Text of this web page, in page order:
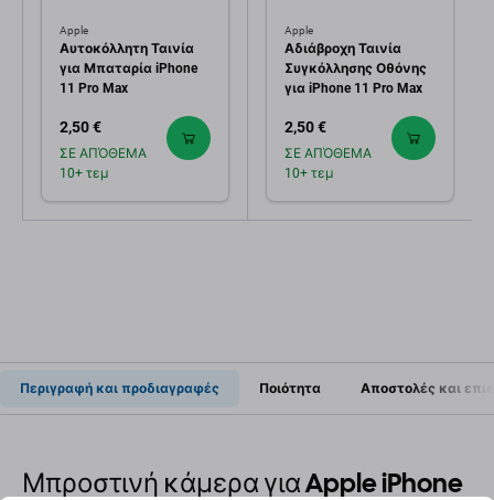
Apple
Αυτοκόλλητη Ταινία
για Μπαταρία iPhone
11 Pro Max
2,50 €
ΣΕ ΑΠΌΘΕΜΑ
10+ τεμ
Apple
Αδιάβροχη Ταινία
Συγκόλλησης Οθόνης
για iPhone 11 Pro Max
2,50 €
ΣΕ ΑΠΌΘΕΜΑ
10+ τεμ
Περιγραφή και προδιαγραφές Ποιότητα Αποστολές και
Μπροστινή κάμερα για Apple iPhone